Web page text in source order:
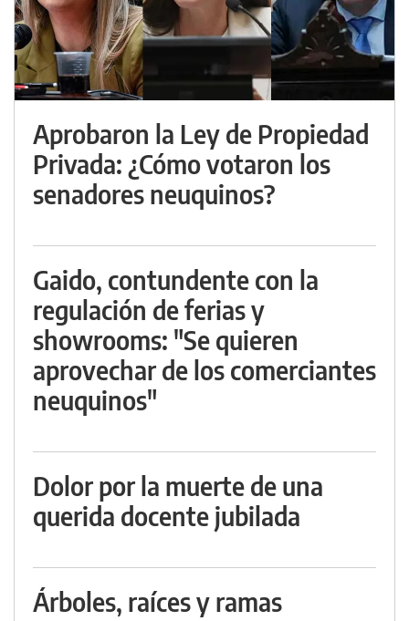
Aprobaron la Ley de Propiedad
Privada: ¿Cómo votaron los
senadores neuquinos?
Gaido, contundente con la
regulación de ferias y
showrooms: "Se quieren
aprovechar de los comerciantes
neuquinos"
Dolor por la muerte de una
querida docente jubilada
Árboles, raíces y ramas